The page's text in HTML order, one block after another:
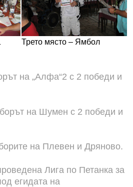
Трето място – Ямбол
на „Алфа“2 с 2 победи и
на Шумен с 2 победи и
на Плевен и Дряново.
Лига по Петанка за
егидата на